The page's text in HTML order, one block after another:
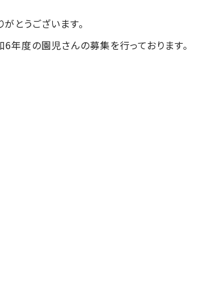
とうございます。
年度の園児さんの募集を行っております。